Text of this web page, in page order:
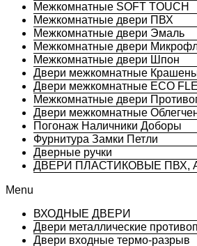
Межкомнатные SOFT TOUCH
Межкомнатные двери ПВХ
Межкомнатные двери Эмаль
Межкомнатные двери
Межкомнатные двери Шпон
Двери межкомнатные
Двери межкомнатные ECO
Межкомнатные двери
Двери межкомнатные
Погонаж Наличники Доборы
Фурнитура Замки Петли
Дверные ручки
ДВЕРИ ПЛАСТИКОВЫЕ ПВХ,
Menu
ВХОДНЫЕ ДВЕРИ
Двери металлические
Двери входные термо-разрыв